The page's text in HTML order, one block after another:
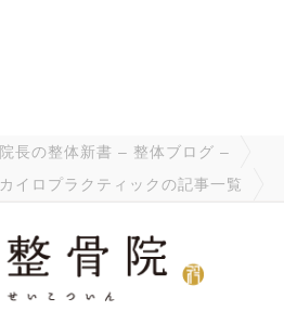
院長の整体新書 – 整体ブログ –
カイロプラクティックの記事一覧